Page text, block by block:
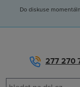
Do diskuse
277 270